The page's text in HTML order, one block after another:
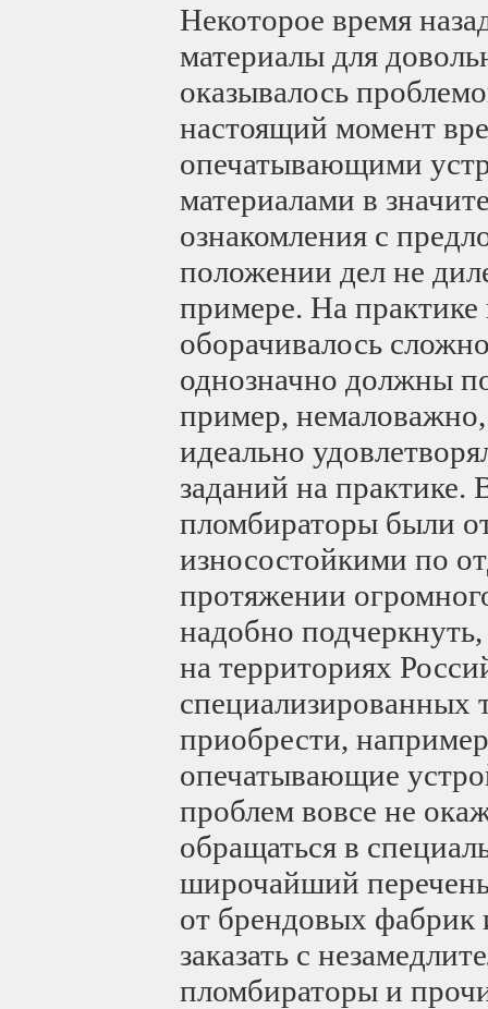
Некоторое время
материалы для
оказывалось
настоящий момент
опечатывающими
материалами в
ознакомления с
положении дел не
примере. На
оборачивалось
однозначно должны
пример,
идеально
заданий на
пломбираторы были
износостойкими по
протяжении
надобно
на территориях
специализированных
приобрести,
опечатывающие
проблем вовсе не
обращаться в
широчайший
от брендовых фабрик
заказать с
пломбираторы и